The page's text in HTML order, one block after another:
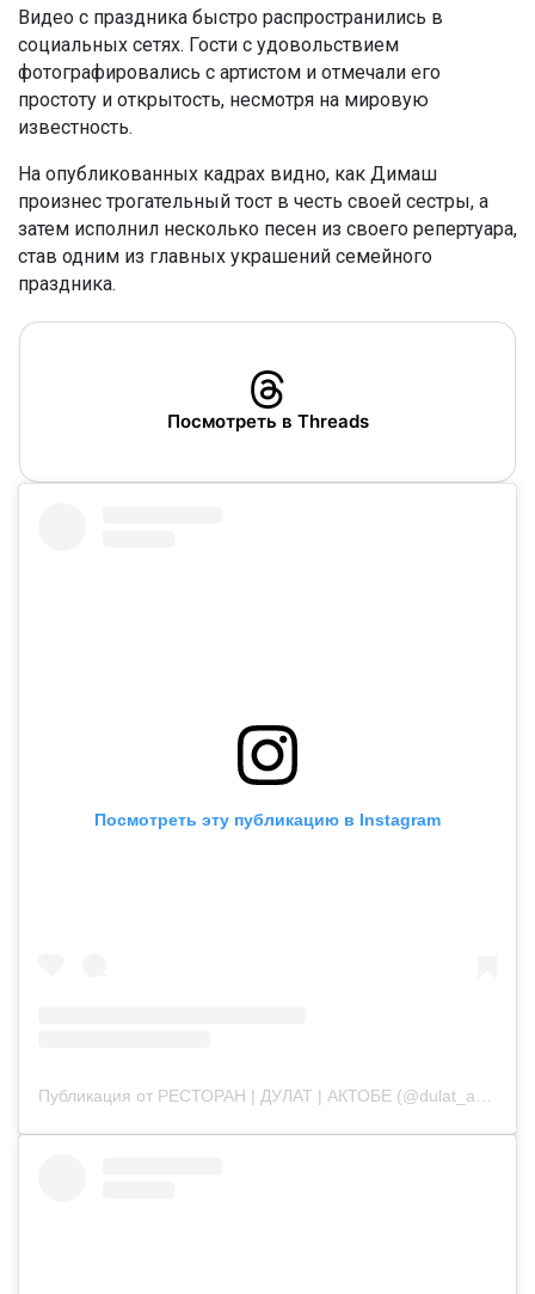
Видео с праздника быстро распространились в
социальных сетях. Гости с удовольствием
фотографировались с артистом и отмечали его
простоту и открытость, несмотря на мировую
известность.
На опубликованных кадрах видно, как Димаш
произнес трогательный тост в честь своей сестры, а
затем исполнил несколько песен из своего репертуара,
став одним из главных украшений семейного
праздника.
Посмотреть в Threads
Посмотреть эту публикацию в Instagram